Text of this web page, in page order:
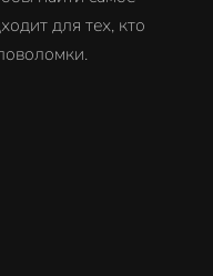
для тех, кто